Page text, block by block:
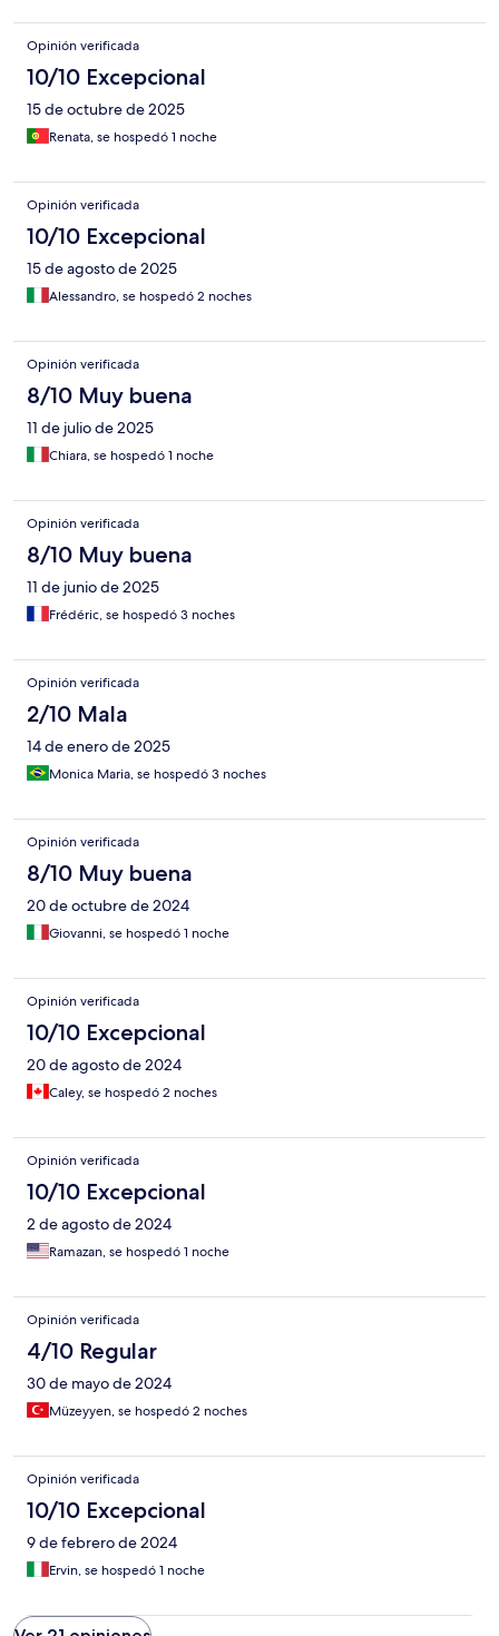
Opinión verificada
10/10 Excepcional
15 de octubre de 2025
Renata, se hospedó 1 noche
Opinión verificada
10/10 Excepcional
15 de agosto de 2025
Alessandro, se hospedó 2 noches
Opinión verificada
8/10 Muy buena
11 de julio de 2025
Chiara, se hospedó 1 noche
Opinión verificada
8/10 Muy buena
11 de junio de 2025
Frédéric, se hospedó 3 noches
Opinión verificada
2/10 Mala
14 de enero de 2025
Monica Maria, se hospedó 3 noches
Opinión verificada
8/10 Muy buena
20 de octubre de 2024
Giovanni, se hospedó 1 noche
Opinión verificada
10/10 Excepcional
20 de agosto de 2024
Caley, se hospedó 2 noches
Opinión verificada
10/10 Excepcional
2 de agosto de 2024
Ramazan, se hospedó 1 noche
Opinión verificada
4/10 Regular
30 de mayo de 2024
Müzeyyen, se hospedó 2 noches
Opinión verificada
10/10 Excepcional
9 de febrero de 2024
Ervin, se hospedó 1 noche